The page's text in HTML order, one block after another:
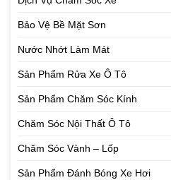
Bảo Vệ Bề Mặt Sơn
Nước Nhớt Làm Mát
Sản Phẩm Rửa Xe Ô Tô
Sản Phẩm Chăm Sóc Kính
Chăm Sóc Nội Thất Ô Tô
Chăm Sóc Vành – Lốp
Sản Phẩm Đánh Bóng Xe Hơi